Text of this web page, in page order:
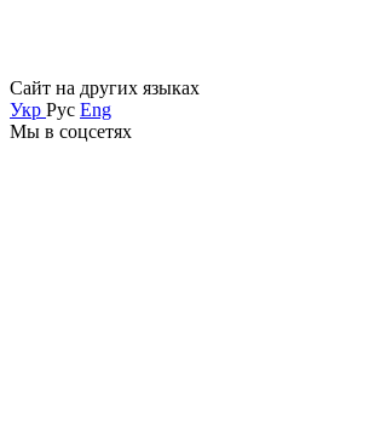
Сайт на других языках
Укр Рус Eng
Мы в соцсетях